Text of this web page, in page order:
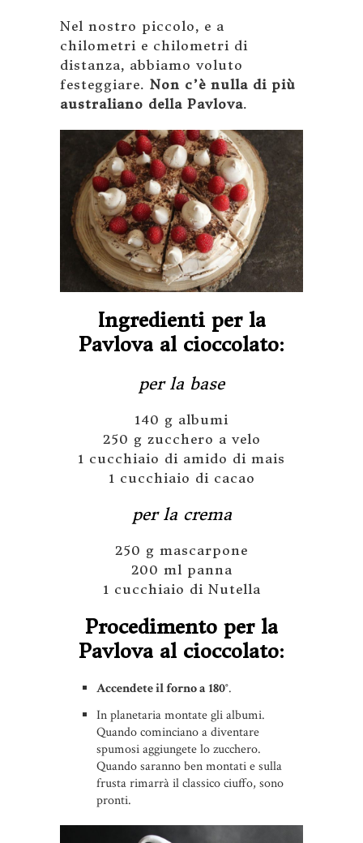
Nel nostro piccolo, e a
chilometri e chilometri di
distanza, abbiamo voluto
festeggiare. Non c’è nulla di più
australiano della Pavlova.
Ingredienti per la
Pavlova al cioccolato:
per la base
140 g albumi
250 g zucchero a velo
1 cucchiaio di amido di mais
1 cucchiaio di cacao
per la crema
250 g mascarpone
200 ml panna
1 cucchiaio di Nutella
Procedimento per la
Pavlova al cioccolato:
Accendete il forno a 180°.
In planetaria montate gli albumi.
Quando cominciano a diventare
spumosi aggiungete lo zucchero.
Quando saranno ben montati e sulla
frusta rimarrà il classico ciuffo, sono
pronti.